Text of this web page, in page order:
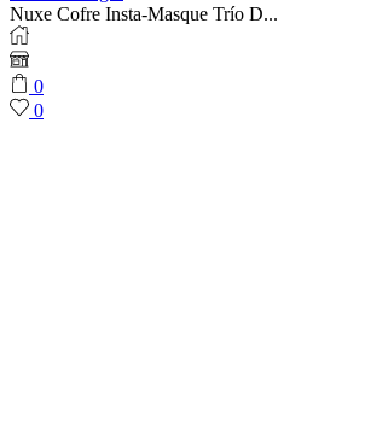
Nuxe Cofre Insta-Masque Trío D...
0
0